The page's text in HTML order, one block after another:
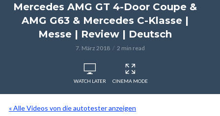
Mercedes AMG GT 4-Door Coupe &
AMG G63 & Mercedes C-Klasse |
Messe | Review | Deutsch
7. März 2018 2 min read
WATCH LATER CINEMA MODE
« Alle Videos von die autotester anzeigen